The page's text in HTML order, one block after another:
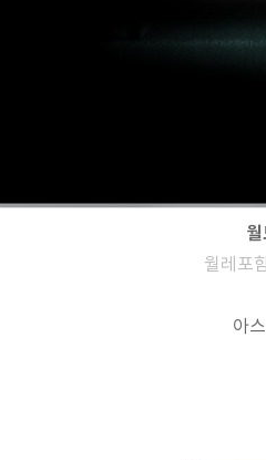
월레포
아